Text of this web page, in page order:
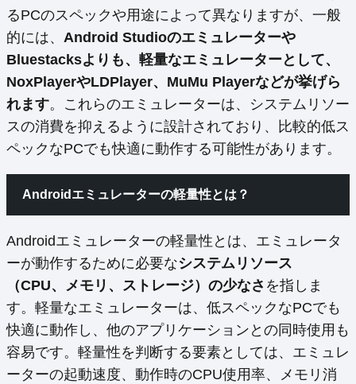
るPCのスペックや用途によって異なりますが、一般
的には、 Android Studioのエミュレーターや
Bluestacksよりも、軽量なエミュレーターとして、
NoxPlayerやLDPlayer、MuMu Playerなどが挙げら
れます。これらのエミュレーターは、システムリソー
スの消費を抑えるように設計されており、比較的低ス
ペックなPCでも快適に動作する可能性があります。
Androidエミュレーターの軽量性とは？
Androidエミュレーターの軽量性とは、エミュレータ
ーが動作するために必要なシステムリソース
（CPU、メモリ、ストレージ）の少なさ を指しま
す。軽量なエミュレーターは、低スペックなPCでも
快適に動作し、他のアプリケーションとの同時使用も
容易です。軽量性を判断する要素としては、エミュレ
ーターの起動速度、動作時のCPU使用率、メモリ消